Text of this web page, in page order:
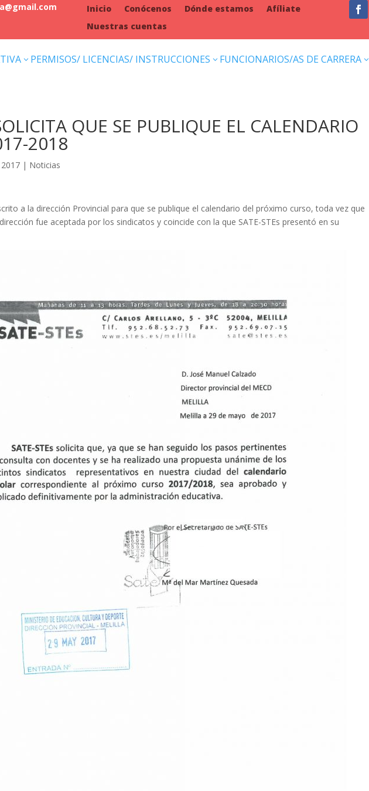
Inicio Conócenos Dónde estamos
Afíliate
Nuestras cuentas
3 PERMISOS/ LICENCIAS/ INSTRUCCIONES 3 FUNCIONARIOS/AS DE CARRERA 3
QUE SE PUBLIQUE EL CALENDARIO
2018
| Noticias
a la dirección Provincial para que se publique el calendario del próximo curso, toda vez que
fue aceptada por los sindicatos y coincide con la que SATE-STEs presentó en su